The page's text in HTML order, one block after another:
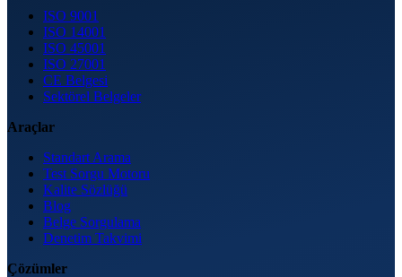
ISO 9001
ISO 14001
ISO 45001
ISO 27001
CE Belgesi
Sektörel Belgeler
Araçlar
Standart Arama
Test Sorgu Motoru
Kalite Sözlüğü
Blog
Belge Sorgulama
Denetim Takvimi
Çözümler